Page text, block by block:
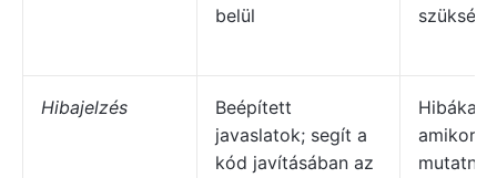
belül
szükség
Hibajelzés
Beépített
javaslatok; segít a
kód javításában az
Hibákat
amikor